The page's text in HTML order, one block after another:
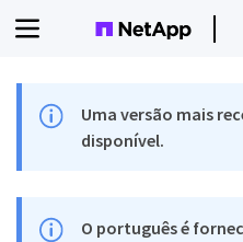
Uma versão mais
disponível.
O português é